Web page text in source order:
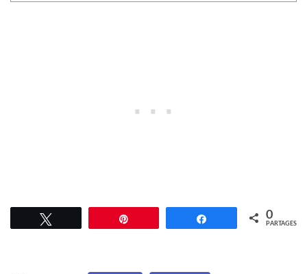
Partagez 0
PARTAGES